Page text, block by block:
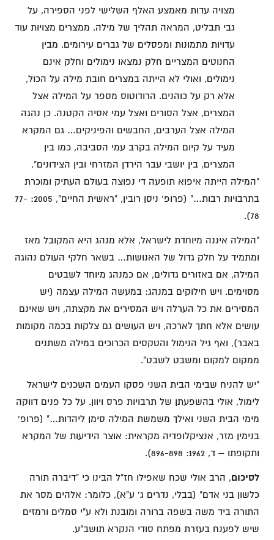
מצויה עדות מאמצע האלף השלישי לפני הספירה, על
גבי תבליט, המראה תהליך של מילה. ממצרים מצויות עוד
עדויות מתמונות ומפסלים של גברים עירומים. מבין
החנוטים המצריים חלק נמצאו נימולים וחלק אינם
נימולים, ואולי לא הייתה במצרים חובת מילה על הכול,
אלא רק על כוהנים. הרודוטוס מספר על המילה אצל
המצרים, אצל הסורים ואצל עמי אסיה הקטנה. כן נהגה
המילה אצל הערבים, החבשים והפיניקים… גם המקרא
מעיד על קיום המילה בקרב עמי הסביבה, כמו בין
המצרים, בין יושבי עבר הירדן המזרחי ובין הצידונים".
"המילה הייתה איפוא תופעה די נפוצה בעולם העתיק ומוכרת
בתרבויות רבות…" (פרופ' ניסן רובין, "ראשית החיים", 2005: 77-
78).
"המילה איננה מיוחדת לישראל, אלא מנהג היא המקובל מאז
ומתמיד על חלק גדול של האנושות… בשאר חלקי העולם נהוגה
המילה, אם באזורים גדולים, אם כמנהג מיוחד לשבטים
מסוימים. ויש חילוקים במנהג: במעשה המילה עצמה (יש
המסירים את כל הערלה ויש המסירים את מקצתה, ויש שאינם
עושים אלא חתך לארכה, ויש העושים גם צלקות בכמה מקומות
באבר), ואף גיל הנימול והטקסים הכרוכים במילה משתנים
ממקום למקום ומשבט לשבט".
"יש להניח שבימי הבית השני פסקו העמים השכנים לישראל
לימול, אולי בהשפעתן של תרבויות פרס ויוון. על כל פנים דווקה
מימי הבית השני ואילך משמשת המילה סימן ליהדות…" (פרופ'
בנימין מזר, אנציקלופדיה מקראית: אוצר הידיעות של המקרא
ותקופתו – ד, 1962: 896-898).
לסיכום, הרב אולי שכח שאפילו חז"ל הבינו כי "דיברה תורה
כלשון בני אדם" (בבלי, נדרים ג' ע"א), כלומר: אלהים מסר את
התורה ביד משה בשפה ברורה ומובנת ולא ע"י סמלים ורמזים
שיש לפענח בעזרת מפתח סודי הנקרא תושב"ע.